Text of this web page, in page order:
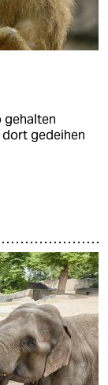
gehalten
dort gedeihen